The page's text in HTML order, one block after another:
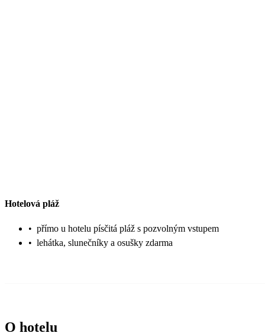
Hotelová pláž
• přímo u hotelu písčitá pláž s pozvolným vstupem
• lehátka, slunečníky a osušky zdarma
O hotelu